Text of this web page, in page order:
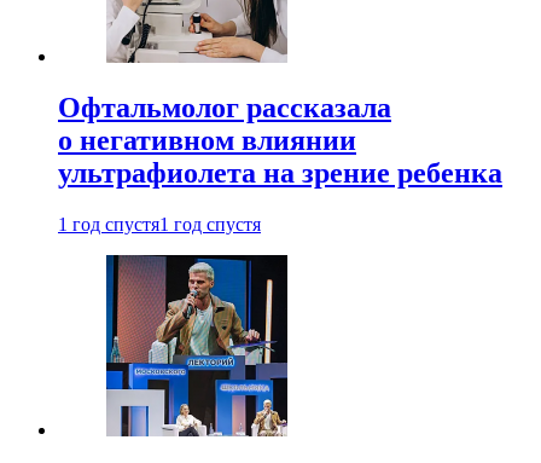
Офтальмолог рассказала
о негативном влиянии
ультрафиолета на зрение ребенка
1 год спустя1 год спустя